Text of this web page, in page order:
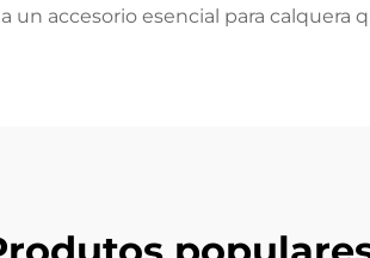
un accesorio esencial para calquera